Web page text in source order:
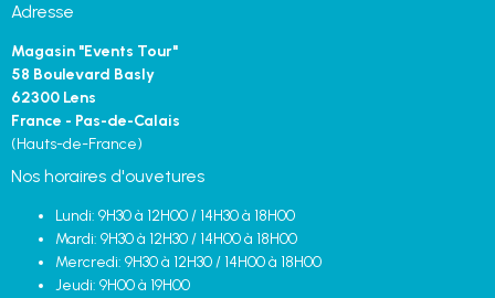
Adresse
Magasin "Events Tour"
58 Boulevard Basly
62300 Lens
France - Pas-de-Calais
(Hauts-de-France)
Nos horaires d'ouvetures
Lundi: 9H30 à 12H00 / 14H30 à 18H00
Mardi: 9H30 à 12H30 / 14H00 à 18H00
Mercredi: 9H30 à 12H30 / 14H00 à 18H00
Jeudi: 9H00 à 19H00